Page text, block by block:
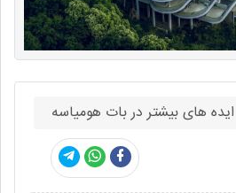
ایده های بیشتر در بات هومیاسه